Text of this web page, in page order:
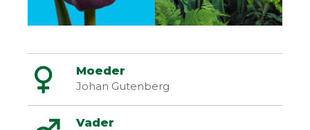
Moeder
Johan Gutenberg
Vader